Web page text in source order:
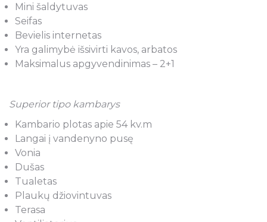
Mini šaldytuvas
Seifas
Bevielis internetas
Yra galimybė išsivirti kavos, arbatos
Maksimalus apgyvendinimas – 2+1
Superior tipo kambarys
Kambario plotas apie 54 kv.m
Langai į vandenyno pusę
Vonia
Dušas
Tualetas
Plaukų džiovintuvas
Terasa